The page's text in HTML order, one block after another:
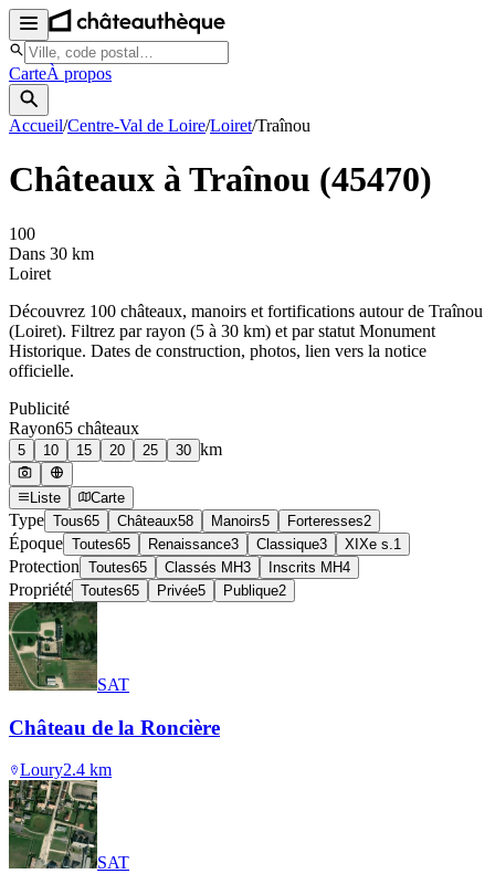
CarteÀ propos
Accueil/Centre-Val de Loire/Loiret/Traînou
Châteaux àTraînou (45470)
100
Dans 30 km
Loiret
Découvrez 100 châteaux, manoirs et fortifications autour de Traînou
(Loiret). Filtrez par rayon (5 à 30 km) et par statut Monument
Historique. Dates de construction, photos, lien vers la notice
officielle.
Publicité
Rayon65 châteaux
5 10 15 20 25 30 km
Liste Carte
Type Tous65 Châteaux58 Manoirs5 Forteresses2
Époque Toutes65 Renaissance3 Classique3 XIXe s. 1
Protection Toutes65 Classés MH3 Inscrits MH4
Propriété Toutes65 Privée5 Publique2
SAT
Château de la Roncière
Loury2.4 km
SAT